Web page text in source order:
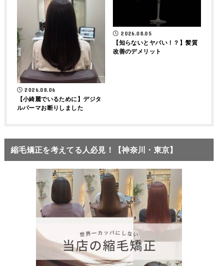
2026.08.06
【小綺麗でいるために】デジタ
ルパーマお断りしました
2026.08.05
【知らないとヤバい！？】髪質
改善のデメリット
縮毛矯正を考えてる人必見！【神奈川・東京】